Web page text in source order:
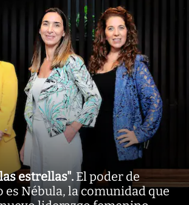
estrellas". El poder de
es Nébula, la comunidad que